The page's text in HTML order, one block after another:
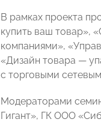
В рамках проекта
купить ваш товар»,
компаниями»,
«Дизайн товара —
с торговыми
Модераторами
Гигант», ГК ООО